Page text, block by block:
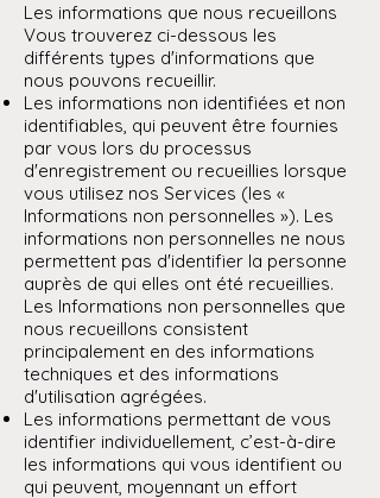
Les informations que nous recueillons
Vous trouverez ci-dessous les
différents types d'informations que
nous pouvons recueillir.
Les informations non identifiées et non
identifiables, qui peuvent être fournies
par vous lors du processus
d'enregistrement ou recueillies lorsque
vous utilisez nos Services (les «
Informations non personnelles »). Les
informations non personnelles ne nous
permettent pas d'identifier la personne
auprès de qui elles ont été recueillies.
Les Informations non personnelles que
nous recueillons consistent
principalement en des informations
techniques et des informations
d'utilisation agrégées.
Les informations permettant de vous
identifier individuellement, c’est-à-dire
les informations qui vous identifient ou
qui peuvent, moyennant un effort